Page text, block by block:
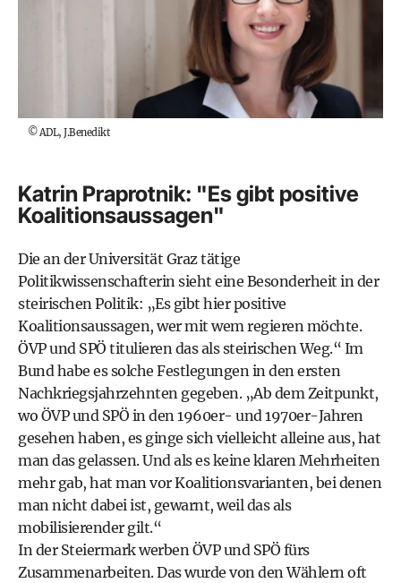
©ADL, J.Benedikt
Katrin Praprotnik: "Es gibt positive
Koalitionsaussagen"
Die an der Universität Graz tätige
Politikwissenschafterin sieht eine Besonderheit in der
steirischen Politik: „Es gibt hier positive
Koalitionsaussagen, wer mit wem regieren möchte.
ÖVP und SPÖ titulieren das als steirischen Weg.“ Im
Bund habe es solche Festlegungen in den ersten
Nachkriegsjahrzehnten gegeben. „Ab dem Zeitpunkt,
wo ÖVP und SPÖ in den 1960er- und 1970er-Jahren
gesehen haben, es ginge sich vielleicht alleine aus, hat
man das gelassen. Und als es keine klaren Mehrheiten
mehr gab, hat man vor Koalitionsvarianten, bei denen
man nicht dabei ist, gewarnt, weil das als
mobilisierender gilt.“
In der Steiermark werben ÖVP und SPÖ fürs
Zusammenarbeiten. Das wurde von den Wählern oft